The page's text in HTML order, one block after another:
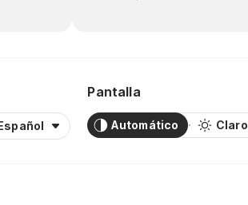
Pantalla
Automático Claro